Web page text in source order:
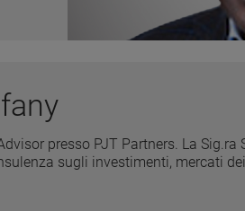
presso PJT Partners. La
sugli investimenti, mercati